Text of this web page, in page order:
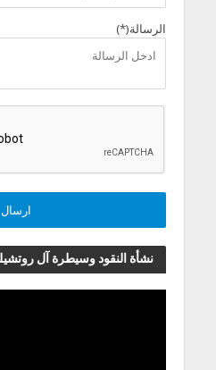
الرسالة(*)
نشأة النقود وسيطرة آل